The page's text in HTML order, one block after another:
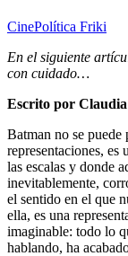
CinePolítica Friki
En el siguiente
con cuidado…
Escrito por
Batman no se puede
representaciones, es
las escalas y donde
inevitablemente,
el sentido en el que
ella, es una
imaginable: todo lo
hablando, ha